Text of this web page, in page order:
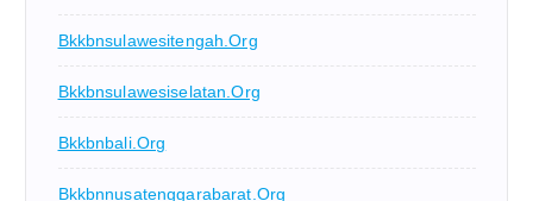
Bkkbnsulawesitengah.org
Bkkbnsulawesiselatan.org
Bkkbnbali.org
Bkkbnnusatenggarabarat.org